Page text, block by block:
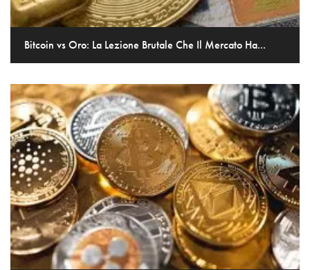
Bitcoin vs Oro: La Lezione Brutale Che Il Mercato Ha...